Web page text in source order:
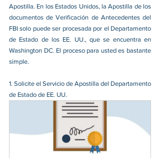
Apostilla. En los Estados Unidos, la Apostilla de los
documentos de Verificación de Antecedentes del
FBI solo puede ser procesada por el Departamento
de Estado de los EE. UU., que se encuentra en
Washington DC. El proceso para usted es bastante
simple.
1. Solicite el Servicio de Apostilla del Departamento
de Estado de EE. UU.